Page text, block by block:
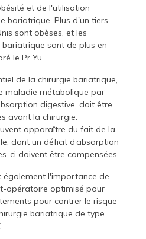
et de l'utilisation
bariatrique. Plus d'un tiers
sont obèses, et les
sont de plus en
le Pr Yu.
de la chirurgie bariatrique,
maladie métabolique par
digestive, doit être
avant la chirurgie.
apparaître du fait de la
dont un déficit d’absorption
ci doivent être compensées.
également l'importance de
opératoire optimisé pour
pour contrer le risque
bariatrique de type